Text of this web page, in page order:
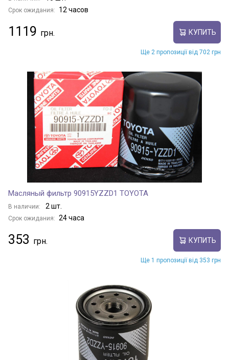
Срок ожидания: 12 часов
1119 КУПИТЬ
Ще 2 пропозиції від 702 грн
Масляный фильтр 90915YZZD1 TOYOTA
В наличии: 2 шт.
Срок ожидания: 24 часа
353 КУПИТЬ
Ще 1 пропозиції від 353 грн